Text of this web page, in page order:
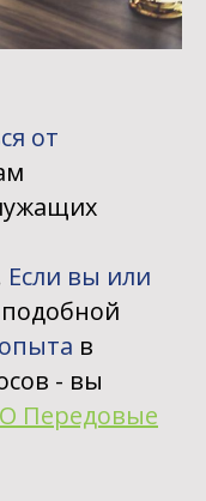
от
Если вы или
в
- вы
Передовые